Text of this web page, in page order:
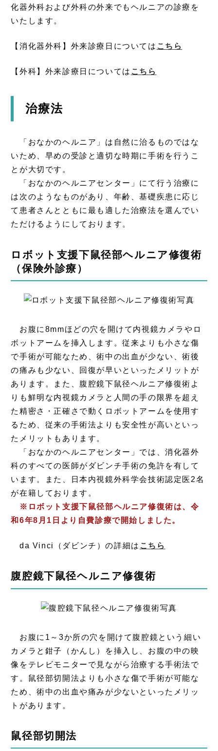
化器外科および外科の外来でもヘルニアの診療を
いたします。
【消化器外科】外来診療日については こちら
【外科】外来診療日については こちら
治療法
「おなかのヘルニア」は自然に治るものではな
いため、早めの受診と適切な時期に手術を行うこ
とが大切です。
「おなかのヘルニアセンター」にて行う治療に
は次のようなものがあり、年齢、基礎疾患に応じ
て患者さんとともに最も適した治療法を選んでい
ただけるようにしております。
ロボット支援下鼠径部ヘルニア修復術
（保険外診療）
お腹に8mmほどの穴を開けて内視鏡カメラやロ
ボットアームを挿入します。従来よりも小さな傷
で手術が可能なため、術中の出血が少ない、術後
の痛みも少ない、回復が早いといったメリットが
あります。また、腹腔鏡下鼠径ヘルニア修復術よ
りも鮮明な内視鏡カメラと人間の手の限界を超え
た精密さ・正確さで動くロボットアームを使用す
るため、従来の手術法よりも安全性が高いといっ
たメリットもあります。
「おなかのヘルニアセンター」では、消化器外
科のすべての医師がダビンチ手術の免許を有して
います。また、日本内視鏡外科学会技術認定医2名
が在籍しております。
※ロボット支援下鼠径部ヘルニア修復術は、令
和6年8月1日より自費診療で開始しました。
da Vinci（ダビンチ）の詳細は こちら
腹腔鏡下鼠径ヘルニア修復術
お腹に1～3か所の穴を開けて腹腔鏡という細い
カメラと鉗子（かんし）を挿入し、お腹の中の映
像をテレビモニターで見ながら治療する手術法で
す。鼠径部切開法よりも小さな傷で手術が可能な
ため、術中の出血や痛みが少ないといったメリッ
トがあります。
鼠径部切開法